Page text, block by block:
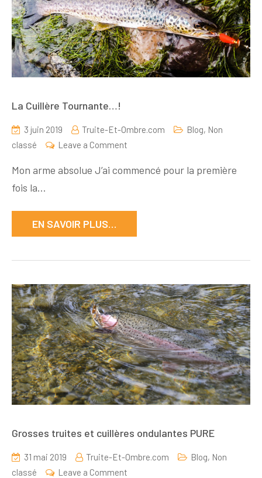
La Cuillère Tournante…!
3 juin 2019 Truite-Et-Ombre.com Blog, Non
classé
Leave a Comment
Cuillère
Mon arme absolue J’ai commencé pour la première
fois la…
EN SAVOIR PLUS…
Grosses truites et cuillères ondulantes PURE
31 mai 2019 Truite-Et-Ombre.com Blog, Non
classé
Leave a Comment